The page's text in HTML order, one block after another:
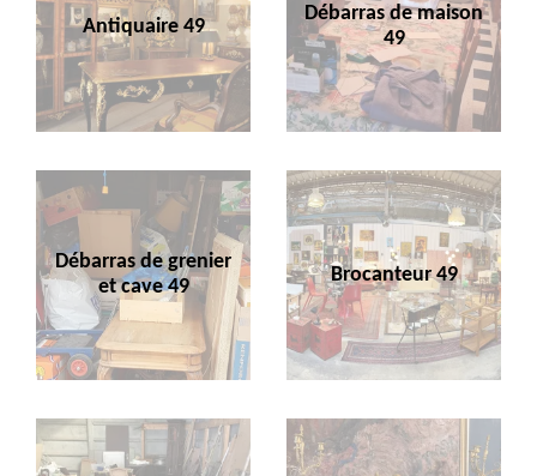
Antiquaire 49
Débarras de maison
49
Débarras de grenier
et cave 49
Brocanteur 49